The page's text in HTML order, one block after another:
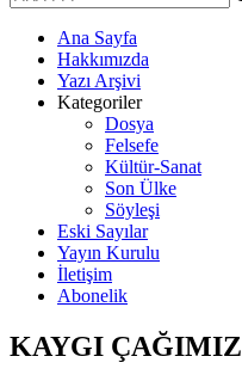
Ana Sayfa
Hakkımızda
Yazı Arşivi
Kategoriler
Dosya
Felsefe
Kültür-Sanat
Son Ülke
Söyleşi
Eski Sayılar
Yayın Kurulu
İletişim
Abonelik
KAYGI ÇAĞIMIZ